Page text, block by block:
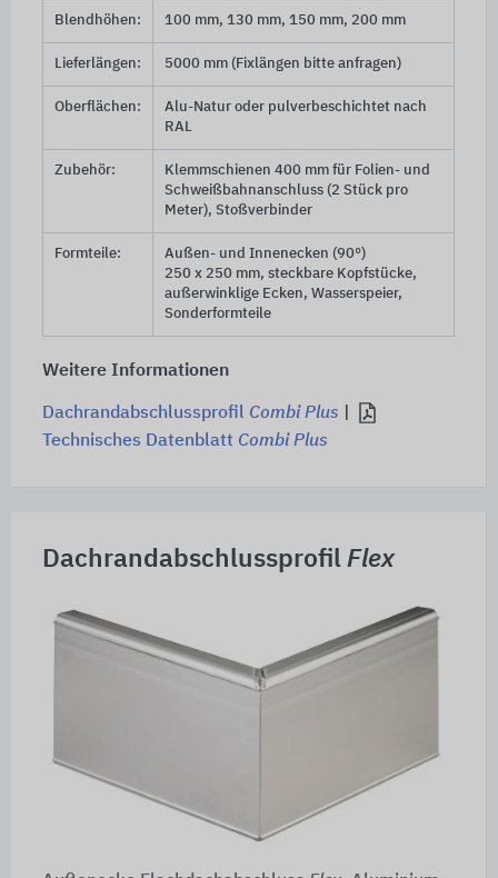
Blendhöhen: 100 mm, 130 mm, 150 mm, 200 mm
Lieferlängen: 5000 mm (Fixlängen bitte anfragen)
Oberflächen:
Alu-Natur oder pulverbeschichtet nach
RAL
Zubehör:
Klemmschienen 400 mm für Folien- und
Schweißbahnanschluss (2 Stück pro
Meter), Stoßverbinder
Formteile:
Außen- und Innenecken (90°)
250 x 250 mm, steckbare Kopfstücke,
außerwinklige Ecken, Wasserspeier,
Sonderformteile
Weitere Informationen
Dachrandabschlussprofil Combi Plus
Technisches Datenblatt Combi Plus
Dachrandabschlussprofil Flex